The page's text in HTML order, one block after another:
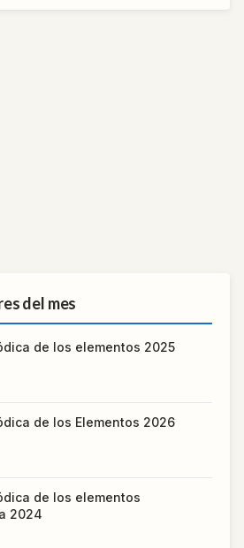
del mes
de los elementos 2025
de los Elementos 2026
de los elementos
2024